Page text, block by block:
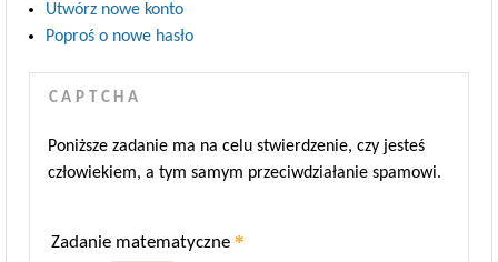
Utwórz nowe konto
Poproś o nowe hasło
CAPTCHA
Poniższe zadanie ma na celu stwierdzenie, czy jesteś
człowiekiem, a tym samym przeciwdziałanie spamowi.
Zadanie matematyczne *